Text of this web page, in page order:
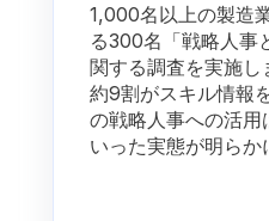
1,000名以上の製造
る300名「戦略人事
関する調査を実施し
約9割がスキル情報
の戦略人事への活用
いった実態が明らか